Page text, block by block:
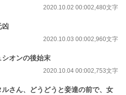
2020.10.02 00:002,480文字
凶
2020.10.03 00:002,960文字
オンの後始末
2020.10.04 00:002,753文字
さん、どうどうと妾達の前で、女